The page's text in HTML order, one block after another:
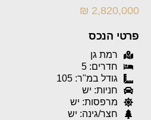
2,820,000 ₪
פרטי הנכס
רמת גן
חדרים: 5
גודל במ"ר: 105
חניות: יש
מרפסות: יש
חצר/גינה: יש